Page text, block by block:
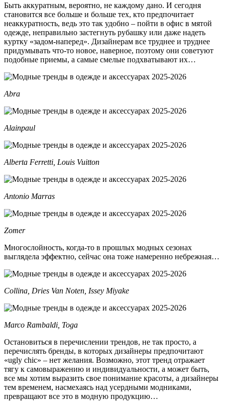
Быть аккуратным, вероятно, не каждому дано. И сегодня
становится все больше и больше тех, кто предпочитает
неаккуратность, ведь это так удобно – пойти в офис в мятой
одежде, неправильно застегнуть рубашку или даже надеть
куртку «задом-наперед». Дизайнерам все труднее и труднее
придумывать что-то новое, наверное, поэтому они советуют
подобные приемы, а самые смелые подхватывают их…
Abra
Alainpaul
Alberta Ferretti, Louis Vuitton
Antonio Marras
Zomer
Многослойность, когда-то в прошлых модных сезонах
выглядела эффектно, сейчас она тоже намеренно небрежная…
Collina, Dries Van Noten, Issey Miyake
Marco Rambaldi, Toga
Остановиться в перечислении трендов, не так просто, а
перечислять бренды, в которых дизайнеры предпочитают
«ugly chic» – нет желания. Возможно, этот тренд отражает
тягу к самовыражению и индивидуальности, а может быть,
все мы хотим выразить свое понимание красоты, а дизайнеры
тем временем, насмехаясь над усердными модниками,
превращают все это в модную продукцию…